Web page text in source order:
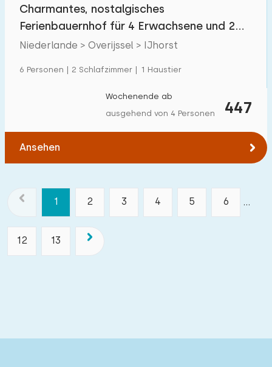
Charmantes, nostalgisches
Ferienbauernhof für 4 Erwachsene und 2
Kinder in IJhorst
Niederlande > Overijssel > IJhorst
6 Personen | 2 Schlafzimmer | 1 Haustier
447
Wochenende ab
ausgehend von 4 Personen
Ansehen
1 2 3 4 5 6 ...
12 13